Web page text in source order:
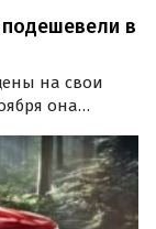
подешевели в
на свои
она
10,8%,